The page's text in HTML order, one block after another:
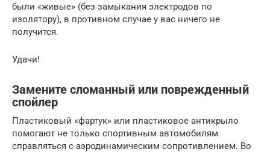
были «живые» (без замыкания электродов по
изолятору), в противном случае у вас ничего не
получится.
Удачи!
Замените сломанный или поврежденный
спойлер
Пластиковый «фартук» или пластиковое антикрыло
помогают не только спортивным автомобилям
справляться с аэродинамическим сопротивлением. Во